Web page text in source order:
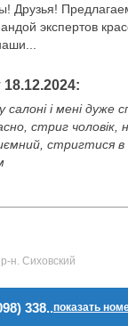
Друзья!
экспертов
і мені дуже
стриг чоловік,
стригтися в
н. Сиховский
338..показать